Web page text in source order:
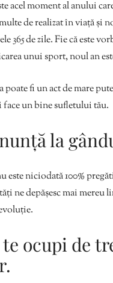
acel moment al anului
de realizat în viață și
365 de zile. Fie că este
unui sport, noul an
poate fi un act de mare
face un bine sufletului tău.
la
este niciodată 100%
ne depășesc mai mereu
te ocupi de